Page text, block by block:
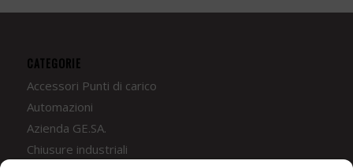
CATEGORIE
Accessori Punti di carico
Automazioni
Azienda GE.SA.
Chiusure industriali